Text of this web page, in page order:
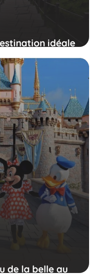
idéale
de la belle au